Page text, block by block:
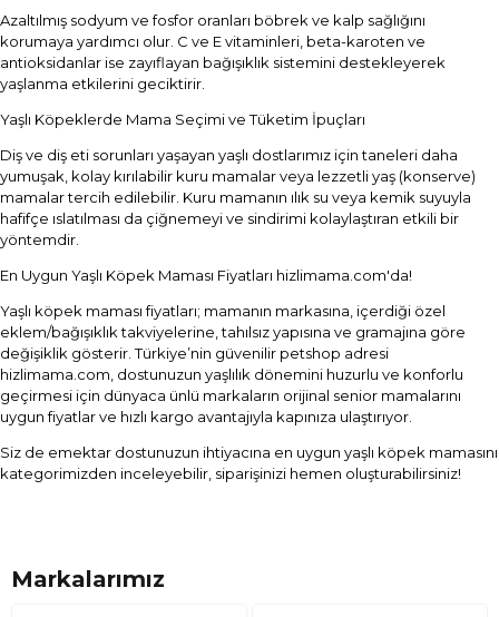
Azaltılmış sodyum ve fosfor oranları böbrek ve kalp sağlığını
korumaya yardımcı olur. C ve E vitaminleri, beta-karoten ve
antioksidanlar ise zayıflayan bağışıklık sistemini destekleyerek
yaşlanma etkilerini geciktirir.
Yaşlı Köpeklerde Mama Seçimi ve Tüketim İpuçları
Diş ve diş eti sorunları yaşayan yaşlı dostlarımız için taneleri daha
yumuşak, kolay kırılabilir kuru mamalar veya lezzetli yaş (konserve)
mamalar tercih edilebilir. Kuru mamanın ılık su veya kemik suyuyla
hafifçe ıslatılması da çiğnemeyi ve sindirimi kolaylaştıran etkili bir
yöntemdir.
En Uygun Yaşlı Köpek Maması Fiyatları hizlimama.com'da!
Yaşlı köpek maması fiyatları; mamanın markasına, içerdiği özel
eklem/bağışıklık takviyelerine, tahılsız yapısına ve gramajına göre
değişiklik gösterir. Türkiye’nin güvenilir petshop adresi
hizlimama.com, dostunuzun yaşlılık dönemini huzurlu ve konforlu
geçirmesi için dünyaca ünlü markaların orijinal senior mamalarını
uygun fiyatlar ve hızlı kargo avantajıyla kapınıza ulaştırıyor.
Siz de emektar dostunuzun ihtiyacına en uygun yaşlı köpek mamasını
kategorimizden inceleyebilir, siparişinizi hemen oluşturabilirsiniz!
Markalarımız